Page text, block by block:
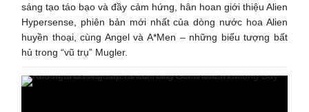
sáng tạo táo bạo và đầy cảm hứng, hân hoan giới thiệu Alien
Hypersense, phiên bản mới nhất của dòng nước hoa Alien
huyền thoại, cùng Angel và A*Men – những biểu tượng bất
hủ trong “vũ trụ” Mugler.